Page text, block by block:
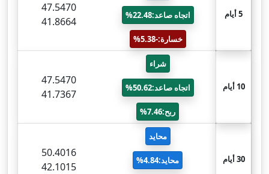
5 أيام اتجاه صاعد:22.48%
خسارة:-5.38%
47.5470
41.8664
10 أيام
شراء
اتجاه صاعد:50.62%
ربح:7.46%
47.5470
41.7367
30 أيام
محايد
محايد:4.84%
50.4016
42.1015